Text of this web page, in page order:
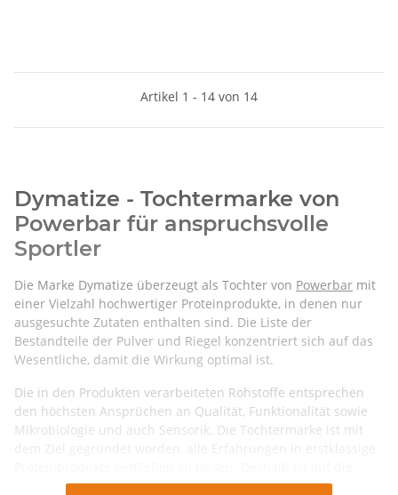
Artikel 1 - 14 von 14
Dymatize - Tochtermarke von
Powerbar für anspruchsvolle
Sportler
Die Marke Dymatize überzeugt als Tochter von Powerbar mit
einer Vielzahl hochwertiger Proteinprodukte, in denen nur
ausgesuchte Zutaten enthalten sind. Die Liste der
Bestandteile der Pulver und Riegel konzentriert sich auf das
Wesentliche, damit die Wirkung optimal ist.
Die in den Produkten verarbeiteten Rohstoffe entsprechen
den höchsten Ansprüchen an Qualität, Funktionalität sowie
Mikrobiologie und auch Sensorik. Die Tochtermarke ist mit
schnelle Wirkung nach der Einnahme aller Produkte Verlass.